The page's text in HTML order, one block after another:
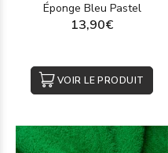
Éponge Bleu Pastel
13,90€
VOIR LE PRODUIT